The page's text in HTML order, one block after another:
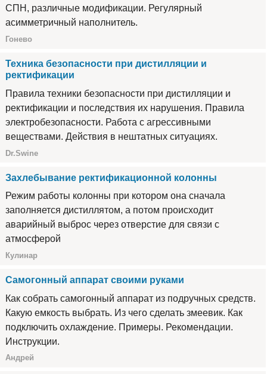
СПН, различные модификации. Регулярный
асимметричный наполнитель.
Гонево
Техника безопасности при дистилляции и
ректификации
Правила техники безопасности при дистилляции и
ректификации и последствия их нарушения. Правила
электробезопасности. Работа с агрессивными
веществами. Действия в нештатных ситуациях.
Dr.Swine
Захлебывание ректификационной колонны
Режим работы колонны при котором она сначала
заполняется дистиллятом, а потом происходит
аварийный выброс через отверстие для связи с
атмосферой
Кулинар
Самогонный аппарат своими руками
Как собрать самогонный аппарат из подручных средств.
Какую емкость выбрать. Из чего сделать змеевик. Как
подключить охлаждение. Примеры. Рекомендации.
Инструкции.
Андрей